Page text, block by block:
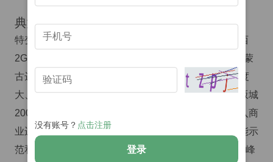
典型工程与国际布局
特变电工作为大型工程总承包商，先后承建了青海海西
2GW高原光伏基地、新疆哈密3GW光伏发电基地和内蒙
古达拉特旗1.5GW风光储一体化项目，实现了地域跨度
大、技术难度高的规模化并网；在风电方面，新疆达坂城
2000MW基地和内蒙古多地3000MW风电场群均已投入商
业运营；储能领域代表项目包括青海400MWh光伏储能示
范和新疆电网侧200MW/400MWh电站，这些项目在调峰
没有账号？ 点击注册
登录